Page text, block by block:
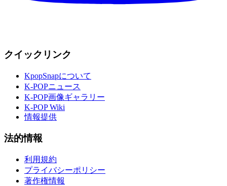
クイックリンク
KpopSnapについて
K-POPニュース
K-POP画像ギャラリー
K-POP Wiki
情報提供
法的情報
利用規約
プライバシーポリシー
著作権情報